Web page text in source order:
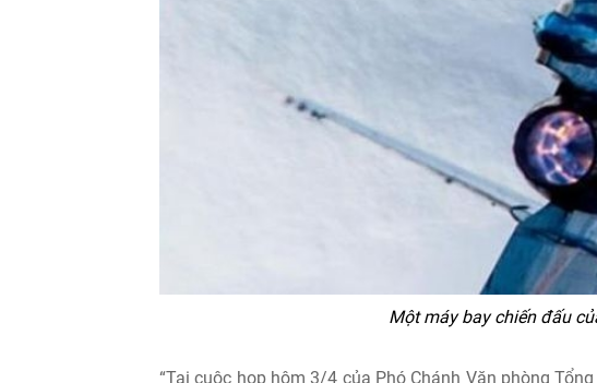
Một máy bay chiến đấu
“Tại cuộc họp hôm 3/4 của Phó Chánh Văn phòng